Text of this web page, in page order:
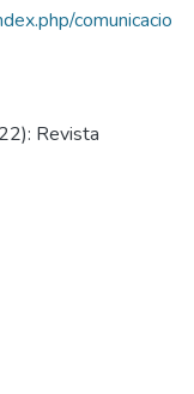
comunicacio
Revista